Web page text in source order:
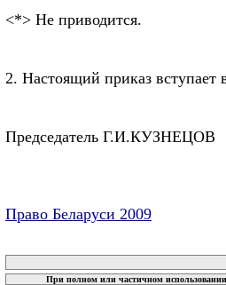
<*> Не приводится.
2. Настоящий приказ вступает
Председатель Г.И.КУЗНЕЦОВ
Право Беларуси 2009
При полном или частичном